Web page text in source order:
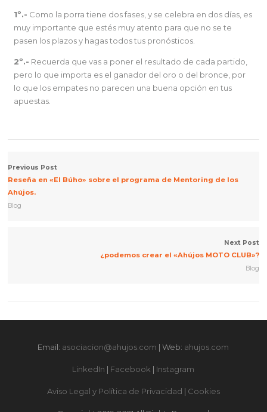
1º.- Como la porra tiene dos fases, y se celebra en dos días, es
muy importante que estés muy atento para que no se te
pasen los plazos y hagas todos tus pronósticos.
2º.- Recuerda que vas a poner el resultado de cada partido,
pero lo que importa es el ganador del oro o del bronce, por
lo que los empates no parecen una buena opción en tus
apuestas.
Previous Post
Reseña en «El Búho» sobre el programa de Mentoring de los
Ahújos.
Blog
Next Post
¿podemos crear el «Ahújos MOTO CLUB»?
Blog
Email: asociacion@ahujos.com | Web: ahujos.com
LinkedIn | Facebook | Instagram
Aviso Legal y Política de Privacidad | Cookies